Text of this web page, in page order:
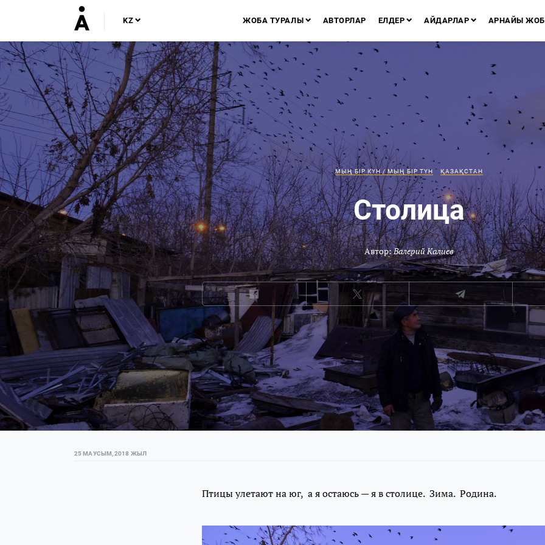
KZ ЖОБА ТУРАЛЫ АВТОРЛАР ЕЛДЕР АЙДАРЛАР АРНАЙЫ
МЫҢ БІР КҮН / МЫҢ БІР ТҮН ҚАЗАҚСТАН
Столица
Автор:Валерий Калиев
25 МАУСЫМ, 2018 ЖЫЛ
Птицы улетают на юг, а я остаюсь — я в столице. Зима. Родина.